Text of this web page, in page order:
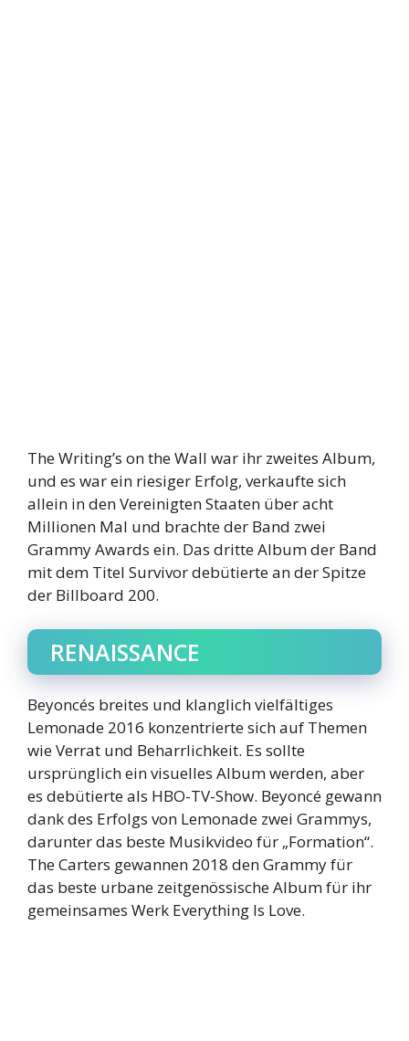
The Writing’s on the Wall war ihr zweites Album,
und es war ein riesiger Erfolg, verkaufte sich
allein in den Vereinigten Staaten über acht
Millionen Mal und brachte der Band zwei
Grammy Awards ein. Das dritte Album der Band
mit dem Titel Survivor debütierte an der Spitze
der Billboard 200.
RENAISSANCE
Beyoncés breites und klanglich vielfältiges
Lemonade 2016 konzentrierte sich auf Themen
wie Verrat und Beharrlichkeit. Es sollte
ursprünglich ein visuelles Album werden, aber
es debütierte als HBO-TV-Show. Beyoncé gewann
dank des Erfolgs von Lemonade zwei Grammys,
darunter das beste Musikvideo für „Formation“.
The Carters gewannen 2018 den Grammy für
das beste urbane zeitgenössische Album für ihr
gemeinsames Werk Everything Is Love.